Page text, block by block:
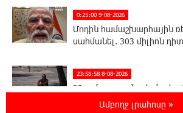
0:25:00 9-08-2026
Մոդին համաշխարհային
սահմանել. 303 միլիոն
23:58:58 8-08-2026
23-ամյա ուսանողի
հարավկորեական App
Ամբողջ լրահոսը »